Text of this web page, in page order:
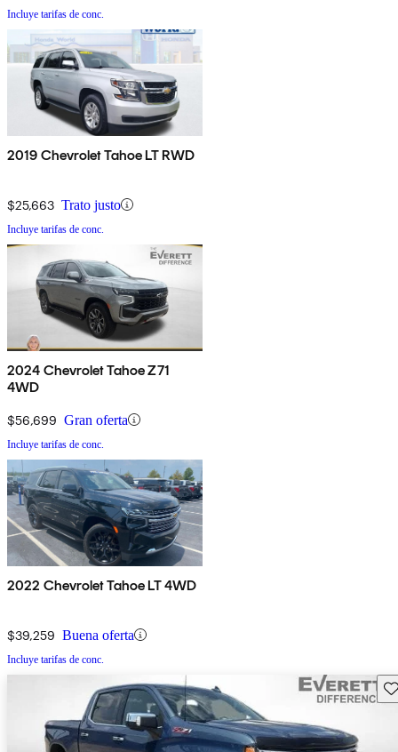
Incluye tarifas de conc.
2019 Chevrolet Tahoe LT RWD
$25,663 Trato justo
Incluye tarifas de conc.
2024 Chevrolet Tahoe Z71
4WD
$56,699 Gran oferta
Incluye tarifas de conc.
2022 Chevrolet Tahoe LT 4WD
$39,259 Buena oferta
Incluye tarifas de conc.